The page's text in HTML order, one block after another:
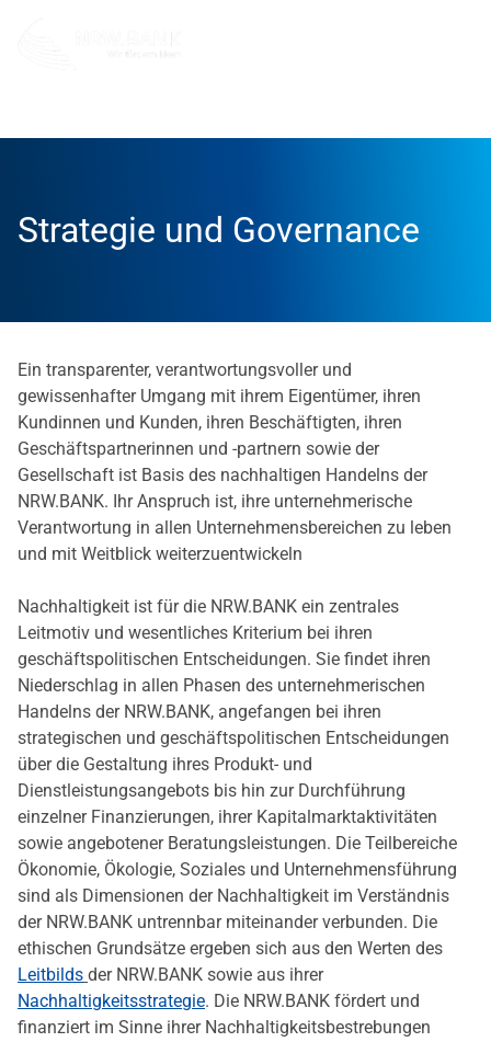
Strategie und Governance
Ein transparenter, verantwortungsvoller und
gewissenhafter Umgang mit ihrem Eigentümer, ihren
Kundinnen und Kunden, ihren Beschäftigten, ihren
Geschäftspartnerinnen und -partnern sowie der
Gesellschaft ist Basis des nachhaltigen Handelns der
NRW.BANK. Ihr Anspruch ist, ihre unternehmerische
Verantwortung in allen Unternehmensbereichen zu leben
und mit Weitblick weiterzuentwickeln
Nachhaltigkeit ist für die NRW.BANK ein zentrales
Leitmotiv und wesentliches Kriterium bei ihren
geschäftspolitischen Entscheidungen. Sie findet ihren
Niederschlag in allen Phasen des unternehmerischen
Handelns der NRW.BANK, angefangen bei ihren
strategischen und geschäftspolitischen Entscheidungen
über die Gestaltung ihres Produkt- und
Dienstleistungsangebots bis hin zur Durchführung
einzelner Finanzierungen, ihrer Kapitalmarktaktivitäten
sowie angebotener Beratungsleistungen. Die Teilbereiche
Ökonomie, Ökologie, Soziales und Unternehmensführung
sind als Dimensionen der Nachhaltigkeit im Verständnis
der NRW.BANK untrennbar miteinander verbunden. Die
ethischen Grundsätze ergeben sich aus den Werten des
Leitbilds der NRW.BANK sowie aus ihrer
Nachhaltigkeitsstrategie. Die NRW.BANK fördert und
finanziert im Sinne ihrer Nachhaltigkeitsbestrebungen